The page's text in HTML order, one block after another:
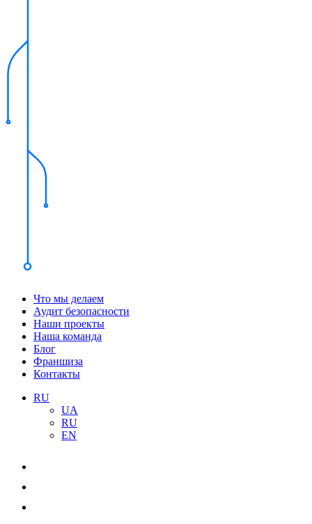
Что мы делаем
Аудит безопасности
Наши проекты
Наша команда
Блог
Франшиза
Контакты
RU
UA
RU
EN